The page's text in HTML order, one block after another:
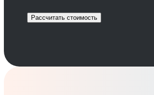
Рассчитать стоимость